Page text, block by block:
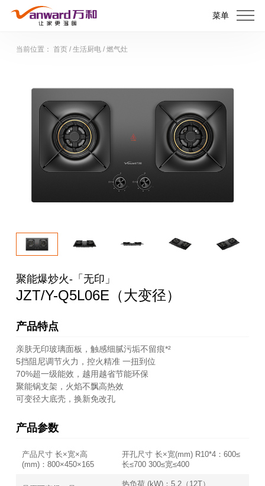
菜单
当前位置： 首页/ 生活厨电/ 燃气灶
聚能爆炒火-「无印」
JZT/Y-Q5L06E（大变径）
产品特点
亲肤无印玻璃面板，触感细腻污垢不留痕*²
5挡阻尼调节火力，控火精准 一扭到位
70%超一级能效，越用越省节能环保
聚能锅支架，火焰不飘高热效
可变径大底壳，换新免改孔
产品参数
产品尺寸 长×宽×高
(mm)：800×450×165
开孔尺寸 长×宽(mm) R10*4：600≤
长≤700 300≤宽≤400
热负荷 (kW)：5.2（12T）